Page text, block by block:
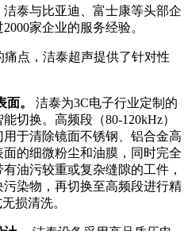
泰与比亚迪、富士康等头部企
家企业的服务经验。
痛点，洁泰超声提供了针对性
。
洁泰为3C电子行业定制的
切换。高频段（80-120kHz）
于清除镜面不锈钢、铝合金高
的细微粉尘和油膜，同时完全
油污较重或复杂缝隙的工件，
染物，再切换至高频段进行精
损清洗。